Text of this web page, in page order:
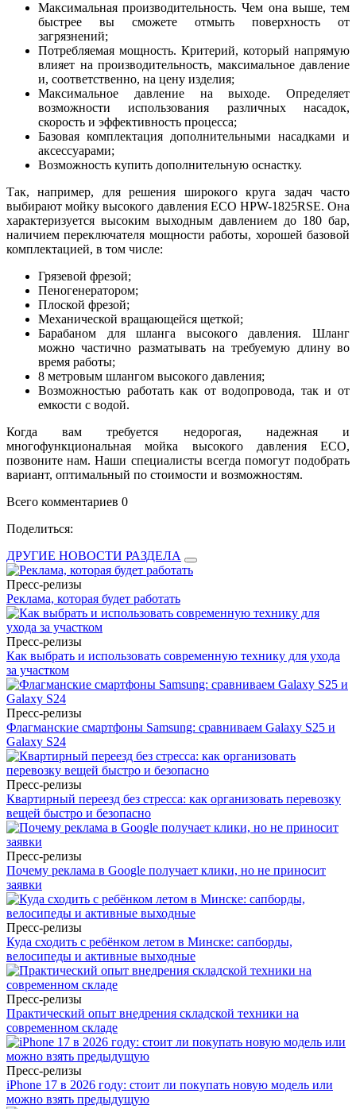
Максимальная производительность. Чем она выше, тем
быстрее вы сможете отмыть поверхность от
загрязнений;
Потребляемая мощность. Критерий, который напрямую
влияет на производительность, максимальное давление
и, соответственно, на цену изделия;
Максимальное давление на выходе. Определяет
возможности использования различных насадок,
скорость и эффективность процесса;
Базовая комплектация дополнительными насадками и
аксессуарами;
Возможность купить дополнительную оснастку.
Так, например, для решения широкого круга задач часто
выбирают мойку высокого давления ECO HPW-1825RSE. Она
характеризуется высоким выходным давлением до 180 бар,
наличием переключателя мощности работы, хорошей базовой
комплектацией, в том числе:
Грязевой фрезой;
Пеногенератором;
Плоской фрезой;
Механической вращающейся щеткой;
Барабаном для шланга высокого давления. Шланг
можно частично разматывать на требуемую длину во
время работы;
8 метровым шлангом высокого давления;
Возможностью работать как от водопровода, так и от
емкости с водой.
Когда вам требуется недорогая, надежная и
многофункциональная мойка высокого давления ECO,
позвоните нам. Наши специалисты всегда помогут подобрать
вариант, оптимальный по стоимости и возможностям.
Всего комментариев 0
Поделиться:
ДРУГИЕ НОВОСТИ РАЗДЕЛА
Пресс-релизы
Реклама, которая будет работать
Пресс-релизы
Как выбрать и использовать современную технику для ухода
за участком
Пресс-релизы
Флагманские смартфоны Samsung: сравниваем Galaxy S25 и
Galaxy S24
Пресс-релизы
Квартирный переезд без стресса: как организовать перевозку
вещей быстро и безопасно
Пресс-релизы
Почему реклама в Google получает клики, но не приносит
заявки
Пресс-релизы
Куда сходить с ребёнком летом в Минске: сапборды,
велосипеды и активные выходные
Пресс-релизы
Практический опыт внедрения складской техники на
современном складе
Пресс-релизы
iPhone 17 в 2026 году: стоит ли покупать новую модель или
можно взять предыдущую